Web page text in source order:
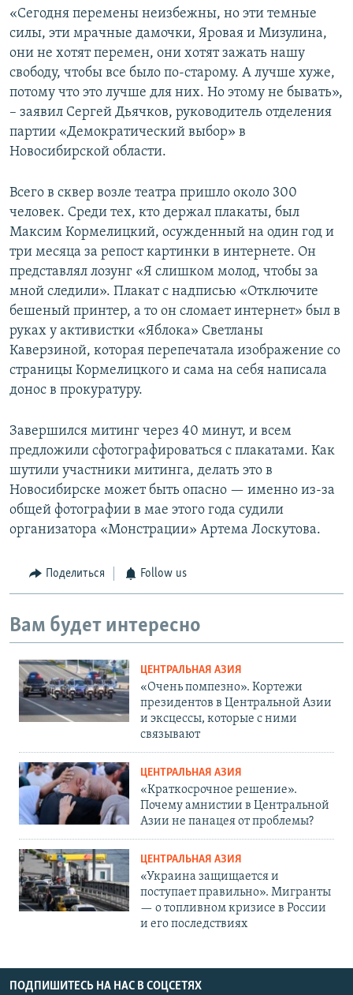
«Сегодня перемены неизбежны, но эти темные
силы, эти мрачные дамочки, Яровая и Мизулина,
они не хотят перемен, они хотят зажать нашу
свободу, чтобы все было по-старому. А лучше хуже,
потому что это лучше для них. Но этому не бывать»,
– заявил Сергей Дьячков, руководитель отделения
партии «Демократический выбор» в
Новосибирской области.
Всего в сквер возле театра пришло около 300
человек. Среди тех, кто держал плакаты, был
Максим Кормелицкий, осужденный на один год и
три месяца за репост картинки в интернете. Он
представлял лозунг «Я слишком молод, чтобы за
мной следили». Плакат с надписью «Отключите
бешеный принтер, а то он сломает интернет» был в
руках у активистки «Яблока» Светланы
Каверзиной, которая перепечатала изображение со
страницы Кормелицкого и сама на себя написала
донос в прокуратуру.
Завершился митинг через 40 минут, и всем
предложили сфотографироваться с плакатами. Как
шутили участники митинга, делать это в
Новосибирске может быть опасно — именно из-за
общей фотографии в мае этого года судили
организатора «Монстрации» Артема Лоскутова.
Поделиться Follow us
Вам будет интересно
ЦЕНТРАЛЬНАЯ АЗИЯ
«Очень помпезно». Кортежи
президентов в Центральной Азии
и эксцессы, которые с ними
связывают
ЦЕНТРАЛЬНАЯ АЗИЯ
«Краткосрочное решение».
Почему амнистии в Центральной
Азии не панацея от проблемы?
ЦЕНТРАЛЬНАЯ АЗИЯ
«Украина защищается и
поступает правильно». Мигранты
— о топливном кризисе в России
и его последствиях
ПОДПИШИТЕСЬ НА НАС В СОЦСЕТЯХ